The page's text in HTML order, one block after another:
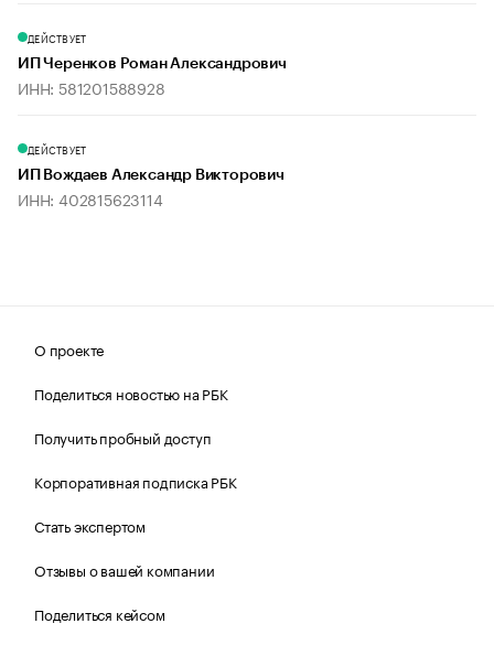
ДЕЙСТВУЕТ
ИП Черенков Роман Александрович
ИНН: 581201588928
ДЕЙСТВУЕТ
ИП Вождаев Александр Викторович
ИНН: 402815623114
О проекте
Поделиться новостью на РБК
Получить пробный доступ
Корпоративная подписка РБК
Стать экспертом
Отзывы о вашей компании
Поделиться кейсом